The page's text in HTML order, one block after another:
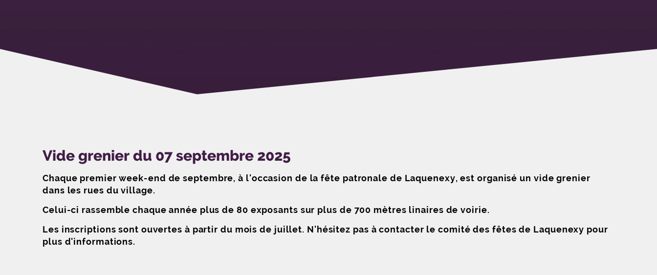
Vide grenier du 07 septembre 2025
Chaque premier week-end de septembre, à l'occasion de la fête patronale de Laquenexy, est organisé un vide grenier
dans les rues du village.
Celui-ci rassemble chaque année plus de 80 exposants sur plus de 700 mètres linaires de voirie.
Les inscriptions sont ouvertes à partir du mois de juillet. N'hésitez pas à contacter le comité des fêtes de Laquenexy pour
plus d'informations.